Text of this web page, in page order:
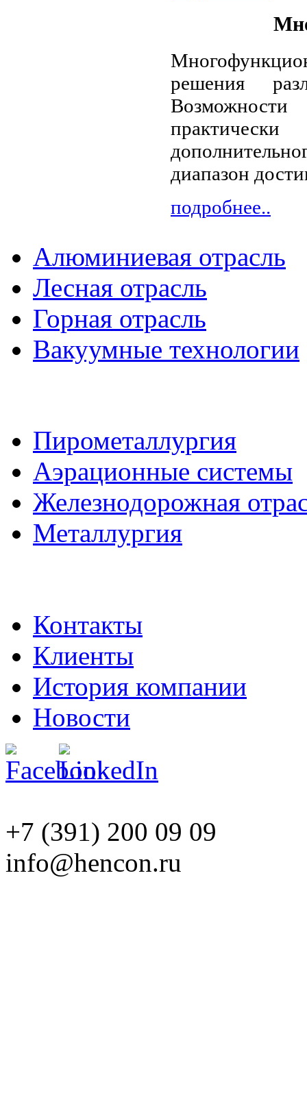
решения
диапазон
подробнее..
Алюминиевая отрасль
Лесная отрасль
Горная отрасль
Вакуумные технологии
Пирометаллургия
Аэрационные системы
Железнодорожная
Металлургия
Контакты
Клиенты
История компании
Новости
+7 (391) 200 09 09
info@hencon.ru